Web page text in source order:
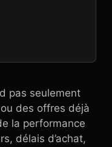
pas seulement
des offres déjà
la performance
délais d’achat,